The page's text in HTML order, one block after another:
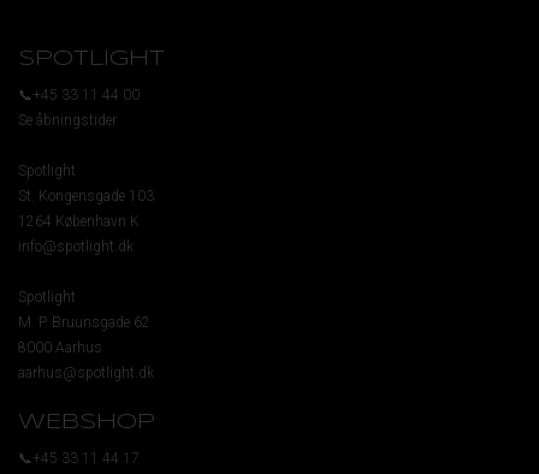
SPOTLIGHT
📞+45 33 11 44 00
Se åbningstider
Spotlight
St. Kongensgade 103
1264 København K
info@spotlight.dk
Spotlight
M. P. Bruunsgade 62
8000 Aarhus
aarhus@spotlight.dk
WEBSHOP
📞+45 33 11 44 17